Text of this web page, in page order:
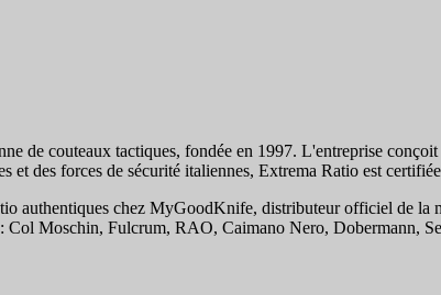
de couteaux tactiques, fondée en 1997. L'entreprise
et des forces de sécurité italiennes, Extrema Ratio est
authentiques chez MyGoodKnife, distributeur officiel de la
Col Moschin, Fulcrum, RAO, Caimano Nero, Dobermann,